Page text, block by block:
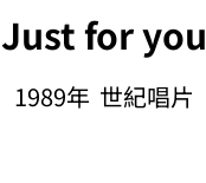
Just for you
1989年 世紀唱片